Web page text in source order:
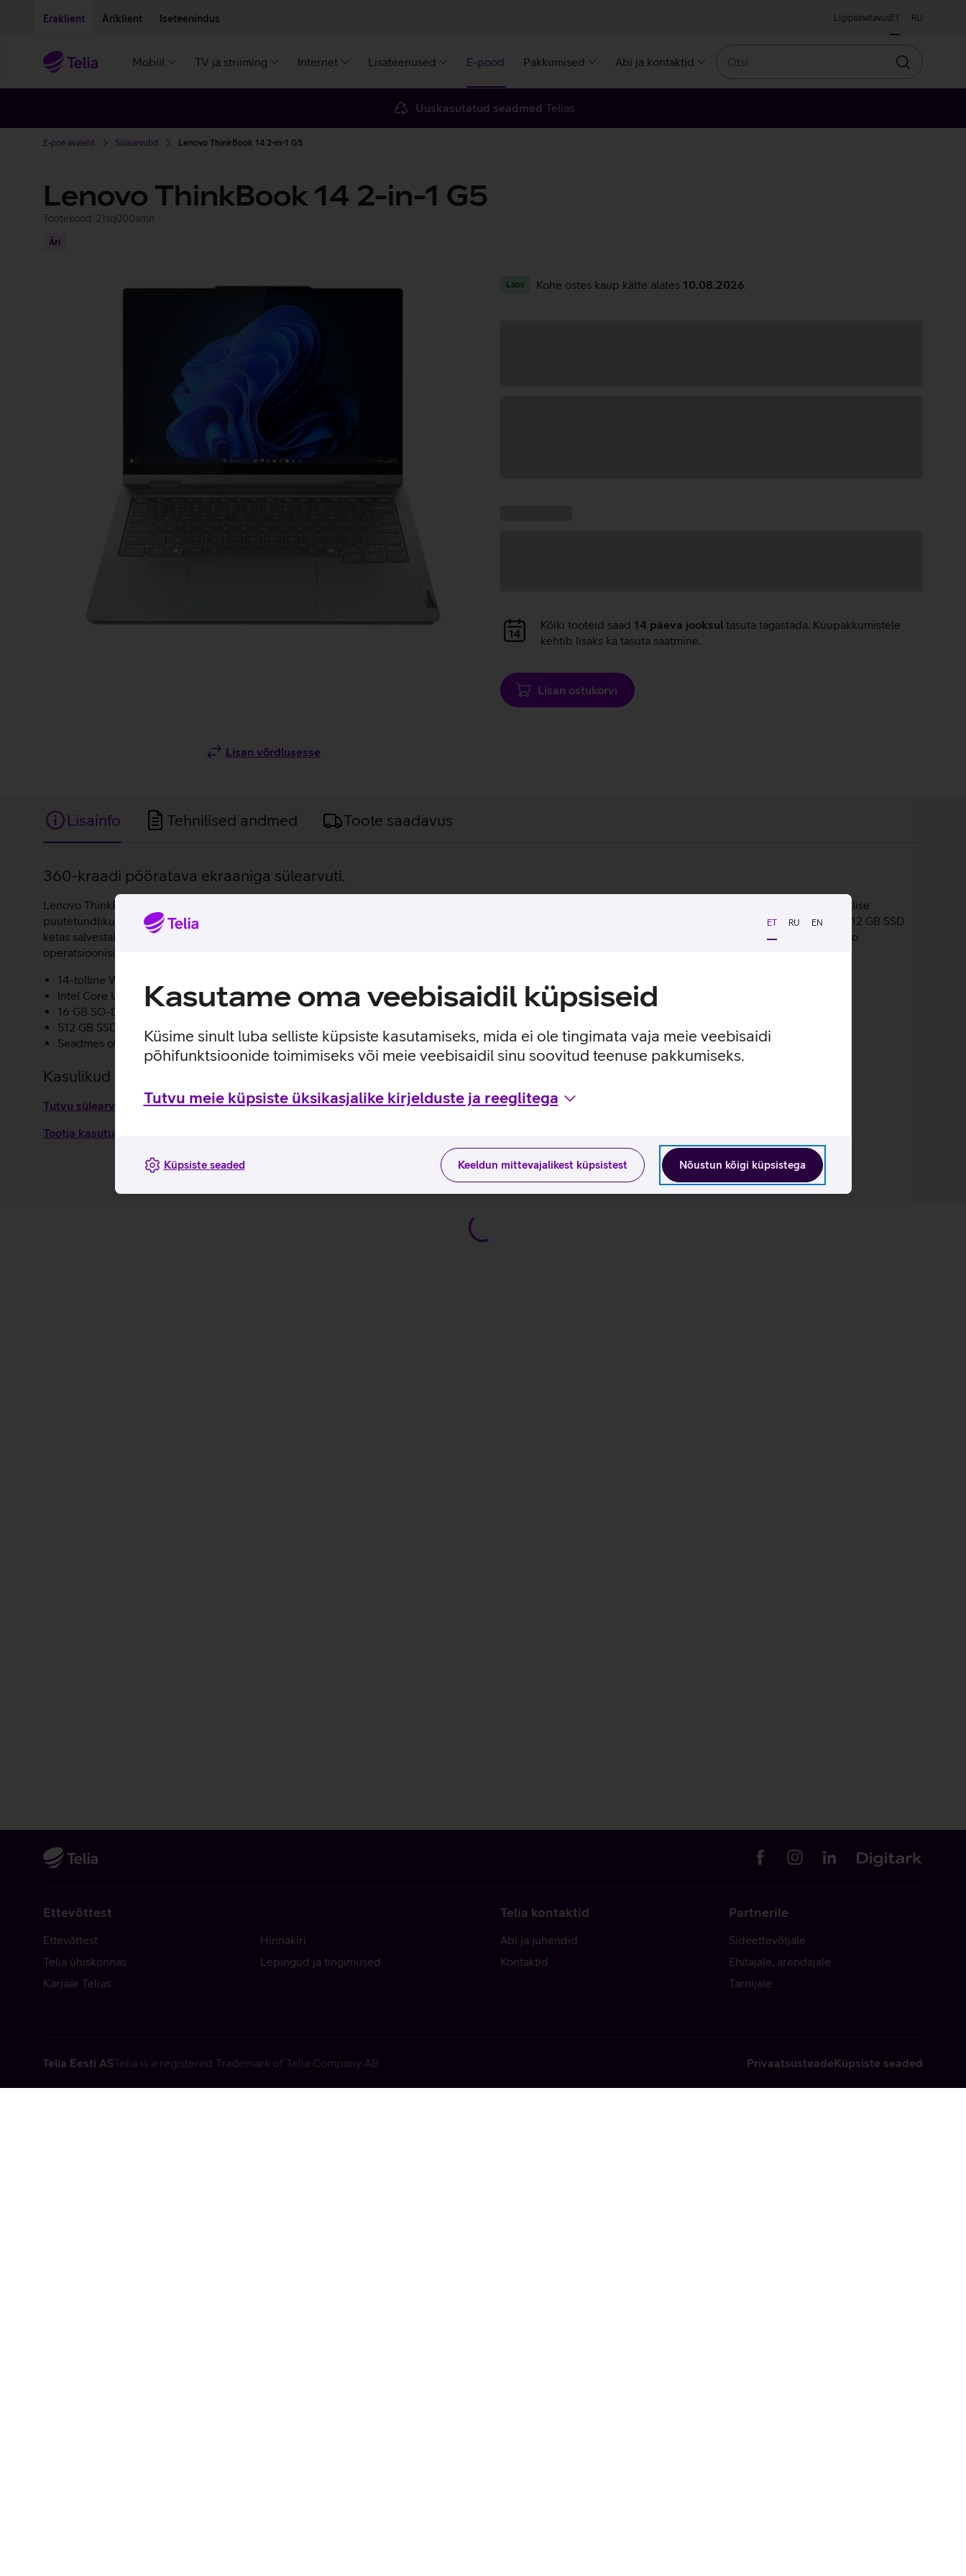
ET RU EN
Kasutame oma veebisaidil küpsiseid
Küsime sinult luba selliste küpsiste kasutamiseks, mida ei ole tingimata vaja meie veebisaidi
põhifunktsioonide toimimiseks või meie veebisaidil sinu soovitud teenuse pakkumiseks.
Tutvu meie küpsiste üksikasjalike kirjelduste ja reeglitega
Nõustun kõigi küpsistega
Keeldun mittevajalikest küpsistest
Küpsiste seaded
Eraklient Äriklient Iseteenindus LigipääsetavusET RU
Mobiil TV ja striiming Internet Lisateenused E-pood Pakkumised Abi ja kontaktid
Otsin
Uuskasutatud seadmed Telias
E-poe avaleht Sülearvutid Lenovo ThinkBook 14 2-in-1 G5
Lenovo ThinkBook 14 2-in-1 G5
Tootekood: 21sq000amh
Äri
Lisan võrdlusesse
Laos Kohe ostes kaup kätte alates 10.08.2026
Andmete
laadimine
Kõiki tooteid saad 14 päeva jooksul tasuta tagastada. Kuupakkumistele
kehtib lisaks ka tasuta saatmine.
Lisan ostukorvi
Lisainfo Tehnilised andmed Toote saadavus
Lisainfo
360-kraadi pööratava ekraaniga sülearvuti.
Lenovo ThinkBook 14 2-in-1 G5 sülearvuti pakub head tasakaalu disaini ja funktsionaalsuse vahel ning sobib seetõttu ideaalselt nii kodu- kui ärikasutajale. 14-tollise
puutetundliku ekraaniga ThinkBook 14 2-in-1 G5 töötab jõulisel Intel Core Ultra 5 225U protsessoril, olles kiire ja võimekas. 16 GB põhimälu tagab kiiruse ning 512 GB SSD
ketas salvestab vajalikud andmed. Kaks-ühes disain võimaldab seadet kasutada mugavalt nii süle- kui tahvelarvutina. Sülearvuti töötab Microsoft Windows 11 Pro
operatsioonisüsteemil, mis on ärikasutuseks sobivaim.
14-tolline WUXGA (1920 x 1200 pikslit) IPS 300-nit ekraan.
Intel Core Ultra 5 225U protsessor.
16 GB SO-DIMM DDR5 5600 MHz põhimälu.
512 GB SSD ketas.
Seadmes olevate andmete krüpteerimise võimalus.
Kasulikud lingid
Tutvu sülearvuti Lenovo ThinkBook 14 2-in-1 G5 omaduste ja kasutusviisidega tootja kodulehel
Tootja kasutusjuhend sülearvutile Lenovo ThinkBook 14 2-in-1 G5_EST
Ettevõttest
Ettevõttest
Telia ühiskonnas
Karjäär Telias
Hinnakiri
Lepingud ja tingimused
Telia kontaktid
Abi ja juhendid
Kontaktid
Partnerile
Sideettevõtjale
Ehitajale, arendajale
Tarnijale
Telia Eesti ASTelia is a registered Trademark of Telia Company AB PrivaatsusteadeKüpsiste seaded